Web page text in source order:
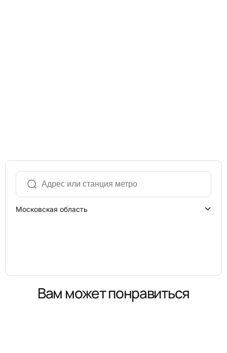
Московская область
Вам может понравиться